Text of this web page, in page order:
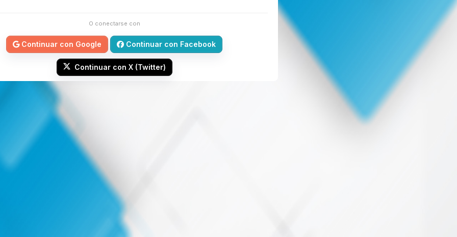
O conectarse con
Continuar con Google Continuar con Facebook
Continuar con X (Twitter)